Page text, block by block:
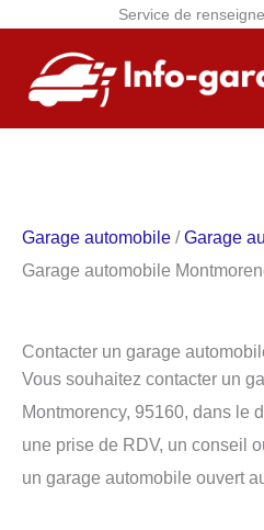
Service de
contenu
Garage automobile /Garage
Garage automobile
Contacter un garage
Vous souhaitez contacter un
Montmorency, 95160, dans le
une prise de RDV, un conseil
un garage automobile ouvert